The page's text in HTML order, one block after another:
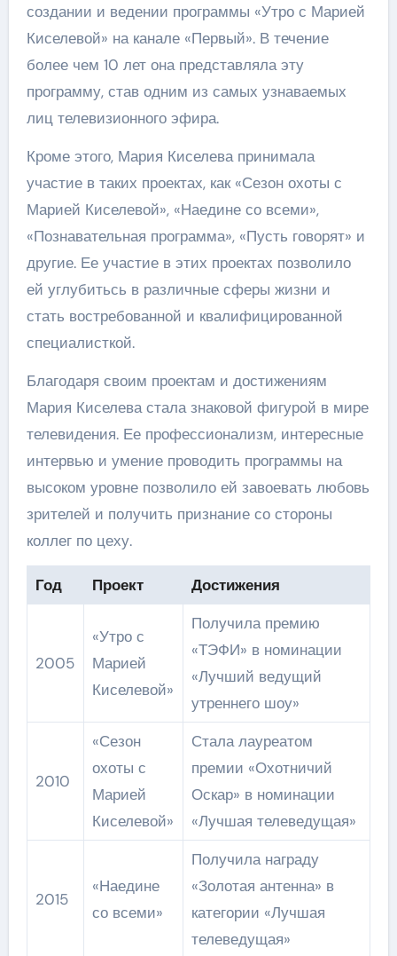
создании и ведении программы «Утро с Марией
Киселевой» на канале «Первый». В течение
более чем 10 лет она представляла эту
программу, став одним из самых узнаваемых
лиц телевизионного эфира.
Кроме этого, Мария Киселева принимала
участие в таких проектах, как «Сезон охоты с
Марией Киселевой», «Наедине со всеми»,
«Познавательная программа», «Пусть говорят» и
другие. Ее участие в этих проектах позволило
ей углубитьсь в различные сферы жизни и
стать востребованной и квалифицированной
специалисткой.
Благодаря своим проектам и достижениям
Мария Киселева стала знаковой фигурой в мире
телевидения. Ее профессионализм, интересные
интервью и умение проводить программы на
высоком уровне позволило ей завоевать любовь
зрителей и получить признание со стороны
коллег по цеху.
Год Проект Достижения
2005
«Утро с
Марией
Киселевой»
Получила премию
«ТЭФИ» в номинации
«Лучший ведущий
утреннего шоу»
2010
«Сезон
охоты с
Марией
Киселевой»
Стала лауреатом
премии «Охотничий
Оскар» в номинации
«Лучшая телеведущая»
2015
«Наедине
со всеми»
Получила награду
«Золотая антенна» в
категории «Лучшая
телеведущая»